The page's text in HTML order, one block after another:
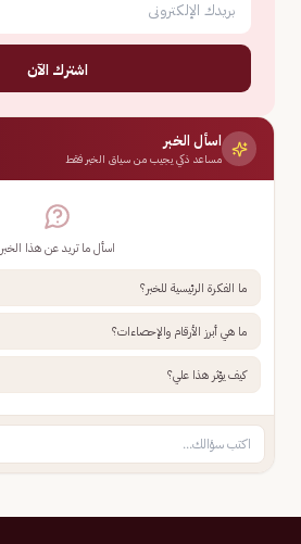
اشترك الآن
اسأل الخبر
مساعد ذكي يجيب من سياق الخبر فقط
اسأل ما تريد عن هذا الخبر
ما الفكرة الرئيسية للخبر؟
ما هي أبرز الأرقام والإحصاءات؟
كيف يؤثر هذا علي؟